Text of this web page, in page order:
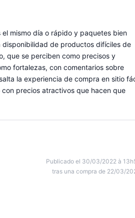
mismo día o rápido y paquetes bien
de productos difíciles de
que se perciben como precisos y
fortalezas, con comentarios sobre
la experiencia de compra en sitio
precios atractivos que hacen que
Publicado el 30/03/2022 à
tras una compra de 22/03/